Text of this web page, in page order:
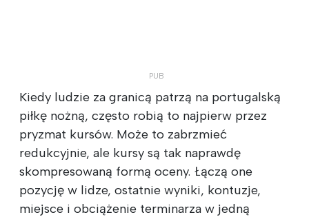
Kiedy ludzie za granicą patrzą na portugalską
piłkę nożną, często robią to najpierw przez
pryzmat kursów. Może to zabrzmieć
redukcyjnie, ale kursy są tak naprawdę
skompresowaną formą oceny. Łączą one
pozycję w lidze, ostatnie wyniki, kontuzje,
miejsce i obciążenie terminarza w jedną